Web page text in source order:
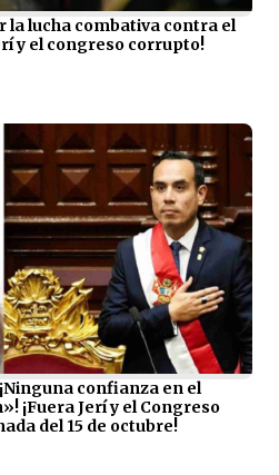
la lucha combativa contra el
y el congreso corrupto!
confianza en el
¡Fuera Jerí y el Congreso
del 15 de octubre!